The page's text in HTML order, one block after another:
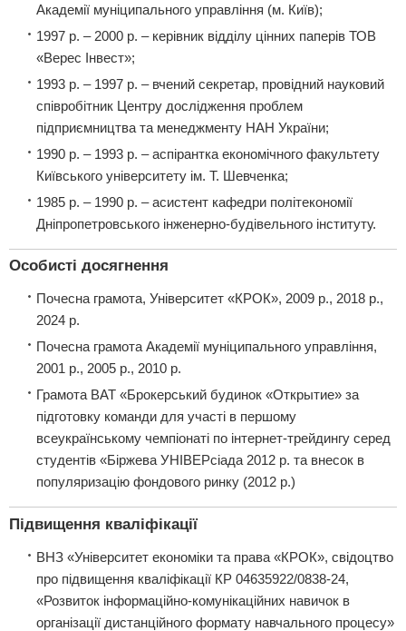
Академії муніципального управління (м. Київ);
1997 р. – 2000 р. – керівник відділу цінних паперів ТОВ
«Верес Інвест»;
1993 р. – 1997 р. – вчений секретар, провідний науковий
співробітник Центру дослідження проблем
підприємництва та менеджменту НАН України;
1990 р. – 1993 р. – аспірантка економічного факультету
Київського університету ім. Т. Шевченка;
1985 р. – 1990 р. – асистент кафедри політекономії
Дніпропетровського інженерно-будівельного інституту.
Особисті досягнення
Почесна грамота, Університет «КРОК», 2009 р., 2018 р.,
2024 р.
Почесна грамота Академії муніципального управління,
2001 р., 2005 р., 2010 р.
Грамота ВАТ «Брокерський будинок «Открытие» за
підготовку команди для участі в першому
всеукраїнському чемпіонаті по інтернет-трейдингу серед
студентів «Біржева УНІВЕРсіада 2012 р. та внесок в
популяризацію фондового ринку (2012 р.)
Підвищення кваліфікації
ВНЗ «Університет економіки та права «КРОК», свідоцтво
про підвищення кваліфікації КР 04635922/0838-24,
«Розвиток інформаційно-комунікаційних навичок в
організації дистанційного формату навчального процесу»